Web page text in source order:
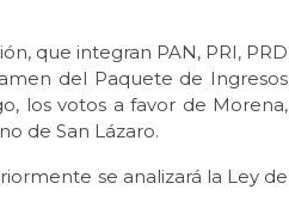
que integran PAN, PRI, PRD
del Paquete de Ingresos
los votos a favor de Morena,
de San Lázaro.
se analizará la Ley de